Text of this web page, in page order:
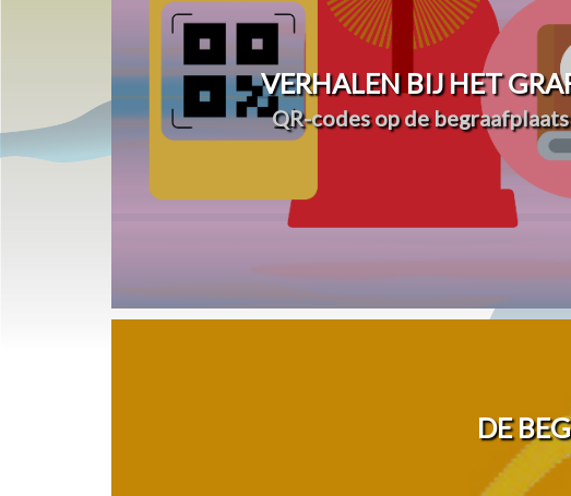
VERHALEN BIJ HET
QR-codes op de begraafplaats
DE